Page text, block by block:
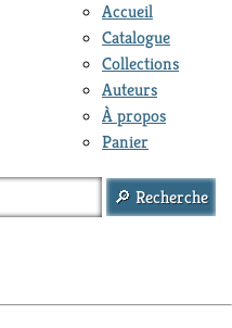
Accueil
Catalogue
Collections
Auteurs
À propos
Panier